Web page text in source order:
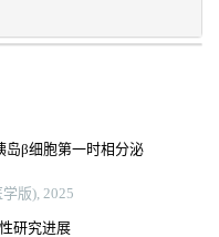
岛β细胞第一时相分泌
版), 2025
研究进展